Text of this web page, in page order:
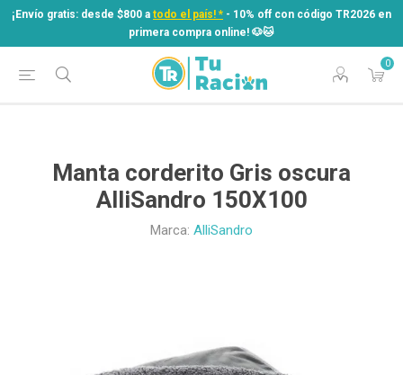
¡Envío gratis: desde $800 a todo el país! * - 10% off con código TR2026 en
primera compra online! ​🐶​🐱
0
¡Envío gratis: desde $800 atodo el país! *
- 10% off con código TR2026 en
primera compra online! ​🐶​🐱
Manta corderito Gris oscura
AlliSandro 150X100
Marca: AlliSandro